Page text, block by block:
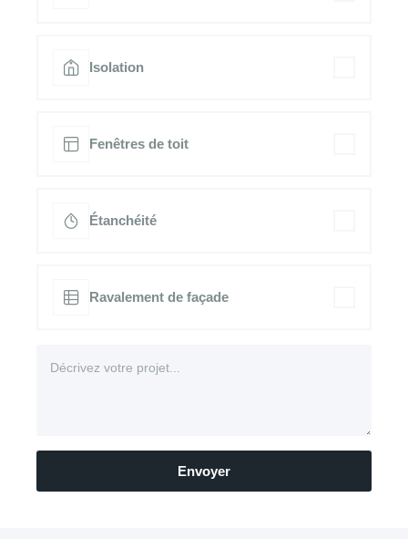
Isolation
Fenêtres de toit
Étanchéité
Ravalement de façade
Envoyer